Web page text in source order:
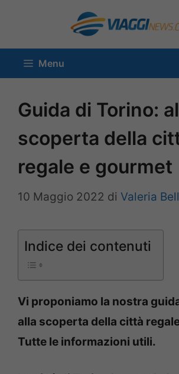
contenuto
Menu
Guida di Torino:
scoperta della
regale e gourmet
10 Maggio 2022 di Valeria
Indice dei contenuti
Vi proponiamo la nostra
alla scoperta della città
Tutte le informazioni utili.